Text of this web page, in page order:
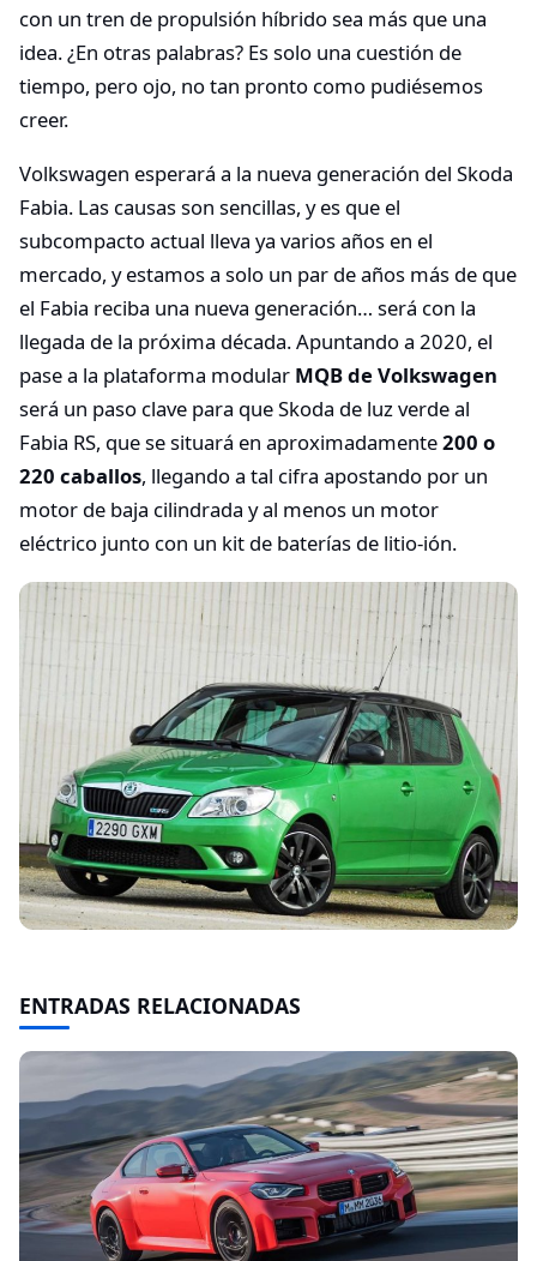
con un tren de propulsión híbrido sea más que una
idea. ¿En otras palabras? Es solo una cuestión de
tiempo, pero ojo, no tan pronto como pudiésemos
creer.
Volkswagen esperará a la nueva generación del Skoda
Fabia. Las causas son sencillas, y es que el
subcompacto actual lleva ya varios años en el
mercado, y estamos a solo un par de años más de que
el Fabia reciba una nueva generación… será con la
llegada de la próxima década. Apuntando a 2020, el
pase a la plataforma modular MQB de Volkswagen
será un paso clave para que Skoda de luz verde al
Fabia RS, que se situará en aproximadamente200 o
220 caballos, llegando a tal cifra apostando por un
motor de baja cilindrada y al menos un motor
eléctrico junto con un kit de baterías de litio-ión.
ENTRADAS RELACIONADAS